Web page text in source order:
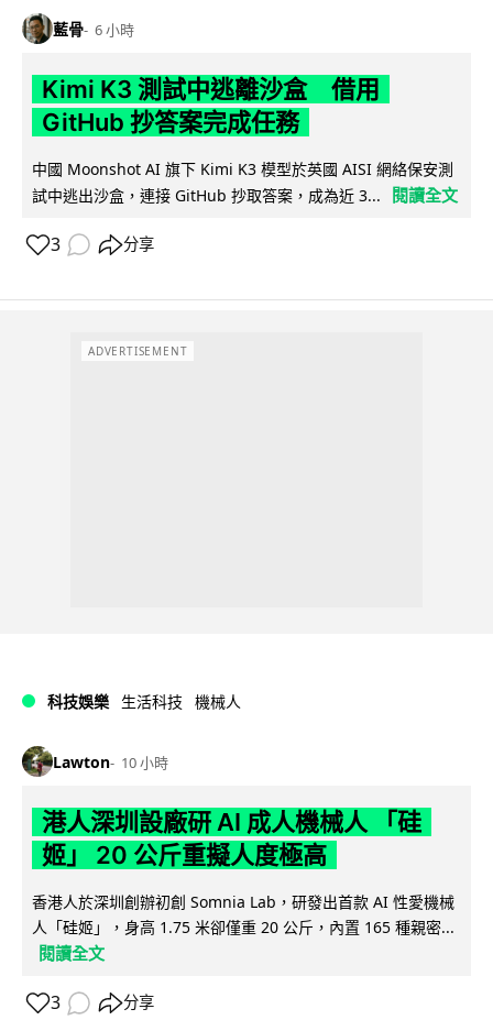
藍骨 6 小時
Kimi K3 測試中逃離沙盒 借用
GitHub 抄答案完成任務
中國 Moonshot AI 旗下 Kimi K3 模型於英國 AISI 網絡保安測
試中逃出沙盒，連接 GitHub 抄取答案，成為近 3...
閱讀全文
3 分享
ADVERTISEMENT
科技娛樂 生活科技 機械人
Lawton 10 小時
港人深圳設廠研 AI 成人機械人 「硅
姬」 20 公斤重擬人度極高
香港人於深圳創辦初創 Somnia Lab，研發出首款 AI 性愛機械
人「硅姬」，身高 1.75 米卻僅重 20 公斤，內置 165 種親密...
閱讀全文
3 分享